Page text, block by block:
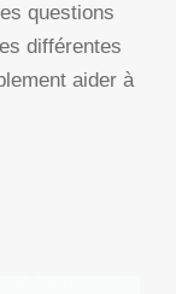
questions
différentes
aider à